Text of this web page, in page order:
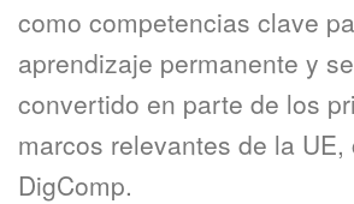
como competencias clave
aprendizaje permanente y
convertido en parte de los
marcos relevantes de la UE,
DigComp.